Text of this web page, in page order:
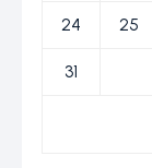
24 25
31